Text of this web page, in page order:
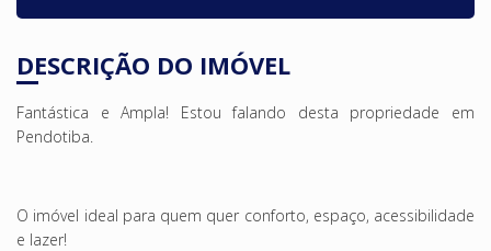
DESCRIÇÃO DO IMÓVEL
Fantástica e Ampla! Estou falando desta propriedade em
Pendotiba.
O imóvel ideal para quem quer conforto, espaço, acessibilidade
e lazer!